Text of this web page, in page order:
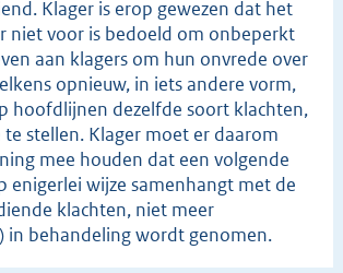
Klager is erop gewezen dat het
niet voor is bedoeld om onbeperkt
aan klagers om hun onvrede over
opnieuw, in iets andere vorm,
hoofdlijnen dezelfde soort klachten,
stellen. Klager moet er daarom
mee houden dat een volgende
enigerlei wijze samenhangt met de
klachten, niet meer
in behandeling wordt genomen.